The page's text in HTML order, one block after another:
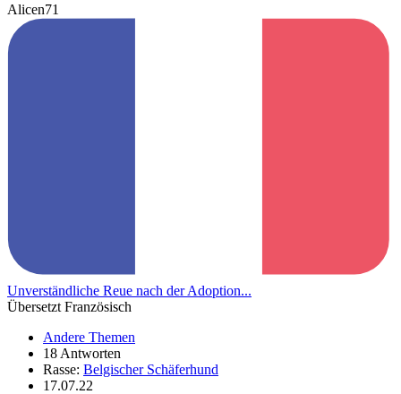
Alicen71
Unverständliche Reue nach der Adoption...
Übersetzt Französisch
Andere Themen
18 Antworten
Rasse: Belgischer Schäferhund
17.07.22